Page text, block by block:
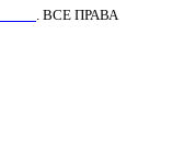
. ВСЕ ПРАВА